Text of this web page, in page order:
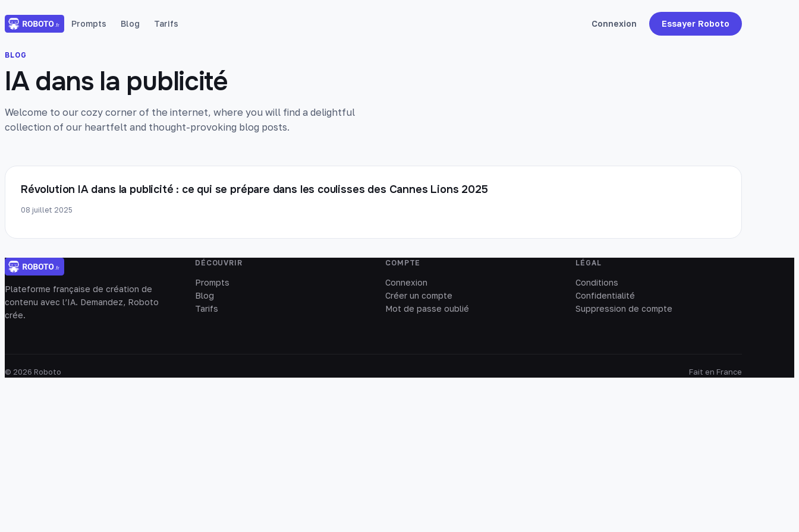
Prompts Blog Tarifs Connexion Essayer Roboto
BLOG
IA dans la publicité
Welcome to our cozy corner of the internet, where you will find a delightful
collection of our heartfelt and thought-provoking blog posts.
Révolution IA dans la publicité : ce qui se prépare dans les coulisses des Cannes Lions 2025
08 juillet 2025
Plateforme française de création de
contenu avec l’IA. Demandez, Roboto
crée.
DÉCOUVRIR
Prompts
Blog
Tarifs
COMPTE
Connexion
Créer un compte
Mot de passe oublié
LÉGAL
Conditions
Confidentialité
Suppression de compte
© 2026 Roboto Fait en France